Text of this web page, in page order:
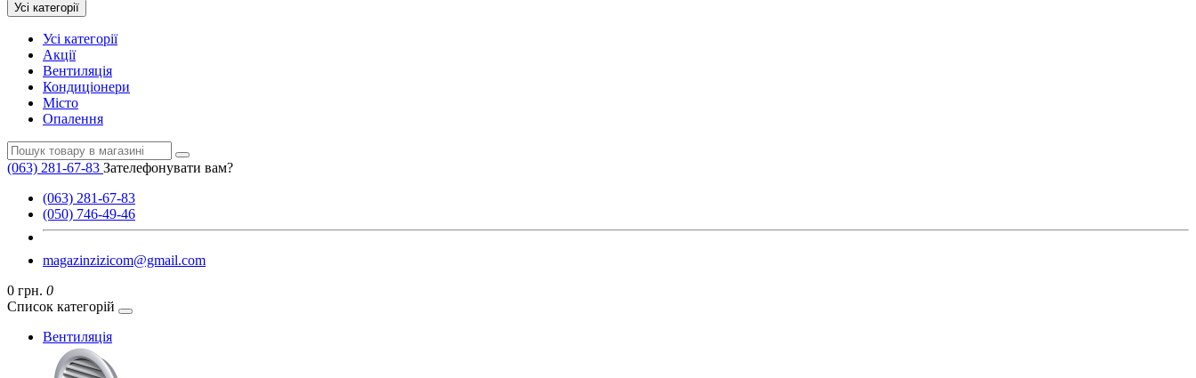
Усі категорії
Усі категорії
Акції
Вентиляція
Кондиціонери
Місто
Опалення
(063) 281-67-83 Зателефонувати вам?
(063) 281-67-83
(050) 746-49-46
magazinzizicom@gmail.com
0 грн. 0
Список категорій
Вентиляція